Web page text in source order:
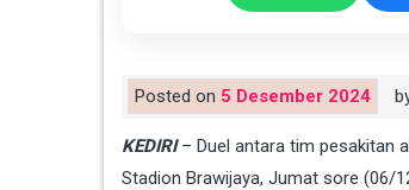
Posted on 5 Desember 2024
KEDIRI– Duel antara tim pesakitan
Stadion Brawijaya, Jumat sore (06/